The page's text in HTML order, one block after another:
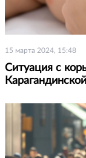
15 марта 2024, 15:48
Ситуация с